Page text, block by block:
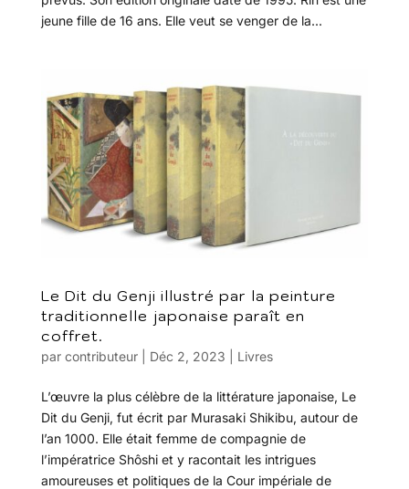
jeune fille de 16 ans. Elle veut se venger de la...
Le Dit du Genji illustré par la peinture
traditionnelle japonaise paraît en
coffret.
par contributeur| Déc 2, 2023 Livres
L’œuvre la plus célèbre de la littérature japonaise, Le
Dit du Genji, fut écrit par Murasaki Shikibu, autour de
l’an 1000. Elle était femme de compagnie de
l’impératrice Shôshi et y racontait les intrigues
amoureuses et politiques de la Cour impériale de